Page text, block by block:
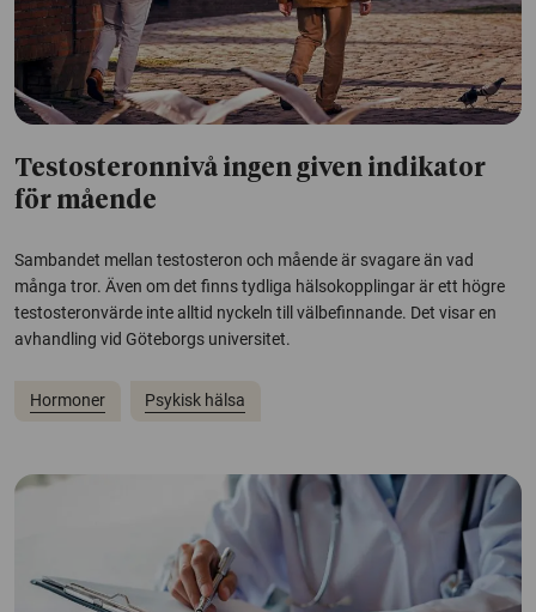
Testosteronnivå ingen given indikator
för mående
Sambandet mellan testosteron och mående är svagare än vad
många tror. Även om det finns tydliga hälsokopplingar är ett högre
testosteronvärde inte alltid nyckeln till välbefinnande. Det visar en
avhandling vid Göteborgs universitet.
Hormoner Psykisk hälsa